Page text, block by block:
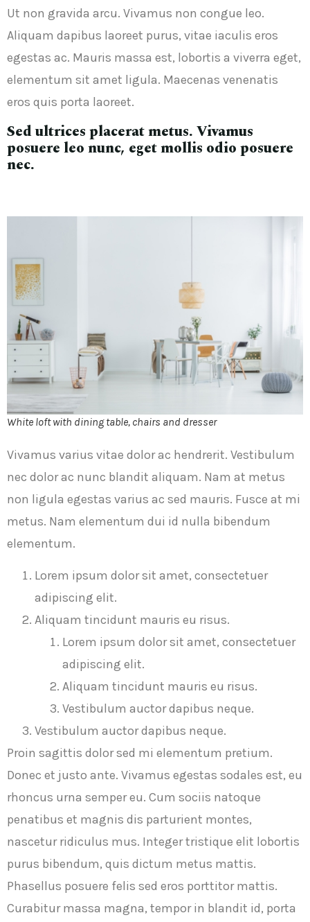
Ut non gravida arcu. Vivamus non congue leo.
Aliquam dapibus laoreet purus, vitae iaculis eros
egestas ac. Mauris massa est, lobortis a viverra eget,
elementum sit amet ligula. Maecenas venenatis
eros quis porta laoreet.
Sed ultrices placerat metus. Vivamus
posuere leo nunc, eget mollis odio posuere
nec.
White loft with dining table, chairs and dresser
Vivamus varius vitae dolor ac hendrerit. Vestibulum
nec dolor ac nunc blandit aliquam. Nam at metus
non ligula egestas varius ac sed mauris. Fusce at mi
metus. Nam elementum dui id nulla bibendum
elementum.
Lorem ipsum dolor sit amet, consectetuer
adipiscing elit.
Aliquam tincidunt mauris eu risus.
Lorem ipsum dolor sit amet, consectetuer
adipiscing elit.
Aliquam tincidunt mauris eu risus.
Vestibulum auctor dapibus neque.
Vestibulum auctor dapibus neque.
Proin sagittis dolor sed mi elementum pretium.
Donec et justo ante. Vivamus egestas sodales est, eu
rhoncus urna semper eu. Cum sociis natoque
penatibus et magnis dis parturient montes,
nascetur ridiculus mus. Integer tristique elit lobortis
purus bibendum, quis dictum metus mattis.
Phasellus posuere felis sed eros porttitor mattis.
Curabitur massa magna, tempor in blandit id, porta